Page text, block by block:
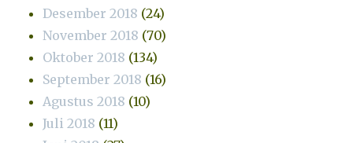
Desember 2018 (24)
November 2018 (70)
Oktober 2018 (134)
September 2018 (16)
Agustus 2018 (10)
Juli 2018 (11)